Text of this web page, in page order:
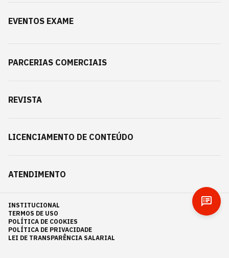
EVENTOS EXAME
PARCERIAS COMERCIAIS
REVISTA
LICENCIAMENTO DE CONTEÚDO
ATENDIMENTO
INSTITUCIONAL
TERMOS DE USO
POLÍTICA DE COOKIES
POLÍTICA DE PRIVACIDADE
LEI DE TRANSPARÊNCIA SALARIAL